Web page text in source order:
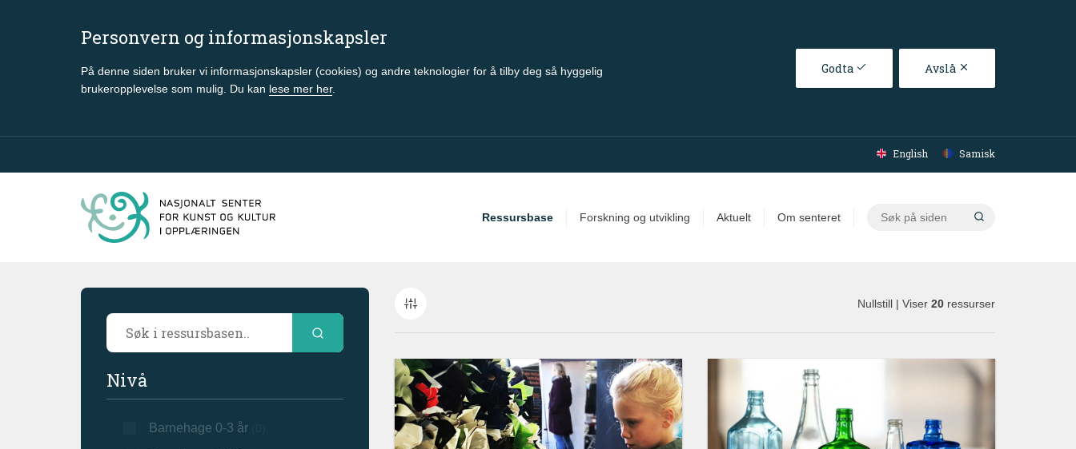
Personvern og informasjonskapsler
På denne siden bruker vi informasjonskapsler (cookies) og andre teknologier for å tilby deg så hyggelig
brukeropplevelse som mulig. Du kan lese mer her.
Godta Avslå
Gå til hovedinnhold
English Samisk
Ressursbase Forskning og utvikling Aktuelt Om senteret
Søk
Søkeresultater
Søk i ressursbasen
Nivå
Barnehage 0-3 år(0)
Nullstill | Viser20 ressurser